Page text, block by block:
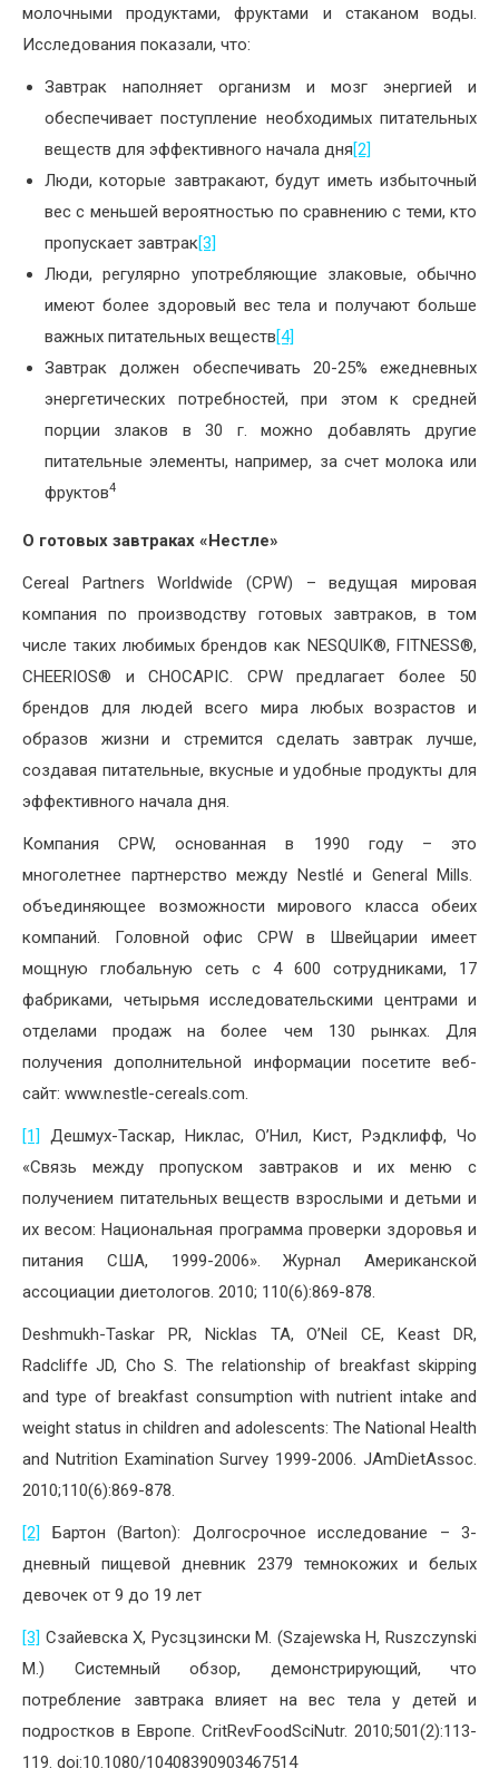
молочными продуктами, фруктами и стаканом воды.
Исследования показали, что:
Завтрак наполняет организм и мозг энергией и
обеспечивает поступление необходимых питательных
веществ для эффективного начала дня[2]
Люди, которые завтракают, будут иметь избыточный
вес с меньшей вероятностью по сравнению с теми, кто
пропускает завтрак[3]
Люди, регулярно употребляющие злаковые, обычно
имеют более здоровый вес тела и получают больше
важных питательных веществ[4]
Завтрак должен обеспечивать 20-25% ежедневных
энергетических потребностей, при этом к средней
порции злаков в 30 г. можно добавлять другие
питательные элементы, например, за счет молока или
фруктов4
О готовых завтраках «Нестле»
Cereal Partners Worldwide (CPW) – ведущая мировая
компания по производству готовых завтраков, в том
числе таких любимых брендов как NESQUIK®, FITNESS®,
CHEERIOS® и CHOCAPIC. CPW предлагает более 50
брендов для людей всего мира любых возрастов и
образов жизни и стремится сделать завтрак лучше,
создавая питательные, вкусные и удобные продукты для
эффективного начала дня.
Компания CPW, основанная в 1990 году – это
многолетнее партнерство между Nestlé и General Mills.
объединяющее возможности мирового класса обеих
компаний. Головной офис CPW в Швейцарии имеет
мощную глобальную сеть с 4 600 сотрудниками, 17
фабриками, четырьмя исследовательскими центрами и
отделами продаж на более чем 130 рынках. Для
получения дополнительной информации посетите веб-
сайт: www.nestle-cereals.com.
[1]
Дешмух-Таскар, Никлас, О’Нил, Кист, Рэдклифф, Чо
«Связь между пропуском завтраков и их меню с
получением питательных веществ взрослыми и детьми и
их весом: Национальная программа проверки здоровья и
питания США, 1999-2006». Журнал Американской
ассоциации диетологов. 2010; 110(6):869-878.
Deshmukh-Taskar PR, Nicklas TA, O’Neil CE, Keast DR,
Radcliffe JD, Cho S. The relationship of breakfast skipping
and type of breakfast consumption with nutrient intake and
weight status in children and adolescents: The National Health
and Nutrition Examination Survey 1999-2006. JAmDietAssoc.
2010;110(6):869-878.
[2]
Бартон (Barton): Долгосрочное исследование – 3-
дневный пищевой дневник 2379 темнокожих и белых
девочек от 9 до 19 лет
[3] Сзайевска Х, Русзцзински М. (Szajewska H, Ruszczynski
M.) Системный обзор, демонстрирующий, что
потребление завтрака влияет на вес тела у детей и
подростков в Европе. CritRevFoodSciNutr. 2010;501(2):113-
119. doi:10.1080/10408390903467514